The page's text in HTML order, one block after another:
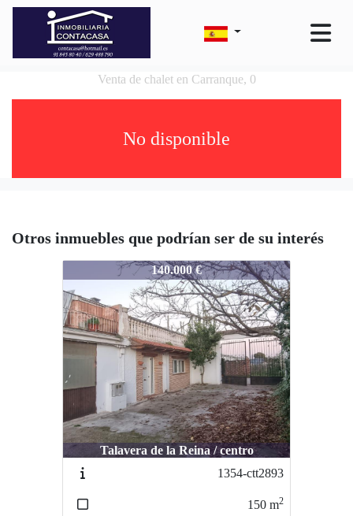
Venta de chalet en Carranque, 0
No disponible
Otros inmuebles que podrían ser de su interés
1487-2953
140.000 €
Talavera de la Reina / centro
1354-ctt2893
150 m2